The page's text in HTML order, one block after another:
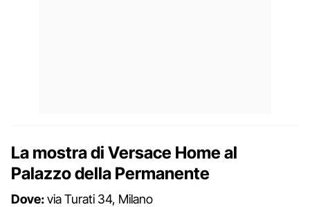
La mostra di Versace Home al
Palazzo della Permanente
Dove:via Turati 34, Milano